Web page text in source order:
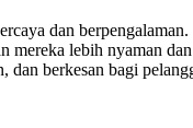
dan
lebih nyaman
berkesan bagi